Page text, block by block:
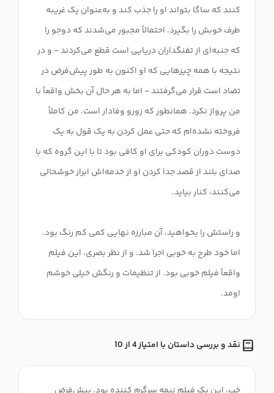
کنند که ساگا بتواند او را جذب کند و به‌عنوان یک غریبه
طرف خوبش را بگیرد. احتمالاً مجبور می‌شدند که دوجو را
که جنبه‌ای از تفنگداران دریایی است قطع می‌کردند - و در
نتیجه با همه چیزهایی که او اکنون به طور پیش‌فرض در
تضاد است قرار می‌گرفتند - اما به هر حال آن بخش واقعاً با
من پرواز نکرد. همانطور که زورو وفادار است، من کاملاً
فروخته نشده‌ام که حتی عمل کردن به یک قول به یک
دوست دوران کودکی برای او کافی بود تا با این گروه که با
صدای بلند از قصد جدا کردن او از خدمه‌اش ابراز خوشحالی
و راستش را بخواهید، آن مبارزه نهایی کمی کم رنگ بود.
اما خود طرح به خوبی اجرا شد. و از نظر بصری، این فیلم
واقعاً فیلم خوبی بود. از تنظیمات و رنگش خیلی خوشم
اومد.
نقد و بررسی داستان با امتیاز 4 از 10